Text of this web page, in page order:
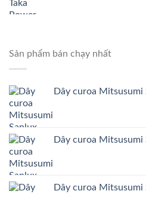
Sản phẩm bán chạy nhất
Dây curoa Mitsusumi
Dây curoa Mitsusumi
Dây curoa Mitsusumi